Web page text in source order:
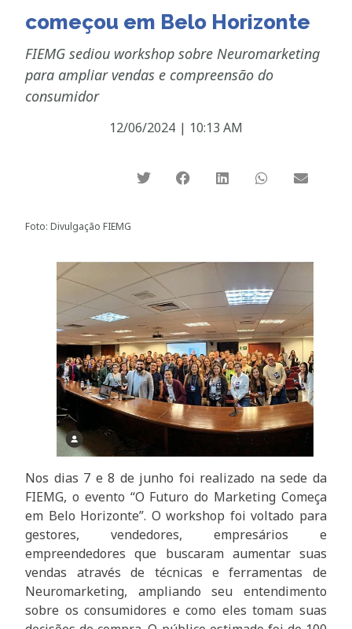
começou em Belo Horizonte
FIEMG sediou workshop sobre Neuromarketing
para ampliar vendas e compreensão do
consumidor
12/06/2024 | 10:13 AM
Foto: Divulgação FIEMG
Nos dias 7 e 8 de junho foi realizado na sede da
FIEMG, o evento “O Futuro do Marketing Começa
em Belo Horizonte”. O workshop foi voltado para
gestores, vendedores, empresários e
empreendedores que buscaram aumentar suas
vendas através de técnicas e ferramentas de
Neuromarketing, ampliando seu entendimento
sobre os consumidores e como eles tomam suas